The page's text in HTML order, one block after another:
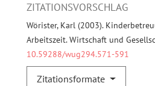
ZITATIONSVORSCHLAG
Wörister, Karl (2003).
Arbeitszeit. Wirtschaft und
10.59288/wug294.571-591
Zitationsformate